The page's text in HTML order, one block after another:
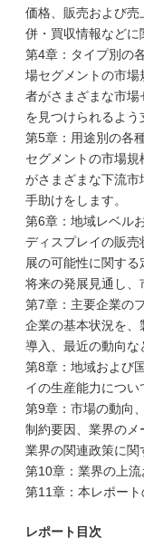
価格、販売および
併・買収情報などに
第4章：タイプ別の
場セグメントの市
者がさまざまな市
を見つけられるよう
第5章：用途別の各
セグメントの市場
がさまざまな下流
手助けをします。
第6章：地域レベル
ディスプレイの販
展の可能性に関する
将来の発展見通し、
第7章：主要企業の
企業の基本状況を
導入、最近の動向な
第8章：地域および
イの生産能力につい
第9章：市場の動向
制約要因、業界のメ
業界の関連政策に関
第10章：業界の上流
第11章：本レポート
レポート目次